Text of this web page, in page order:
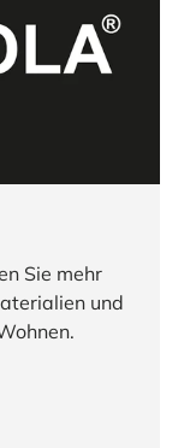
Sie mehr
und